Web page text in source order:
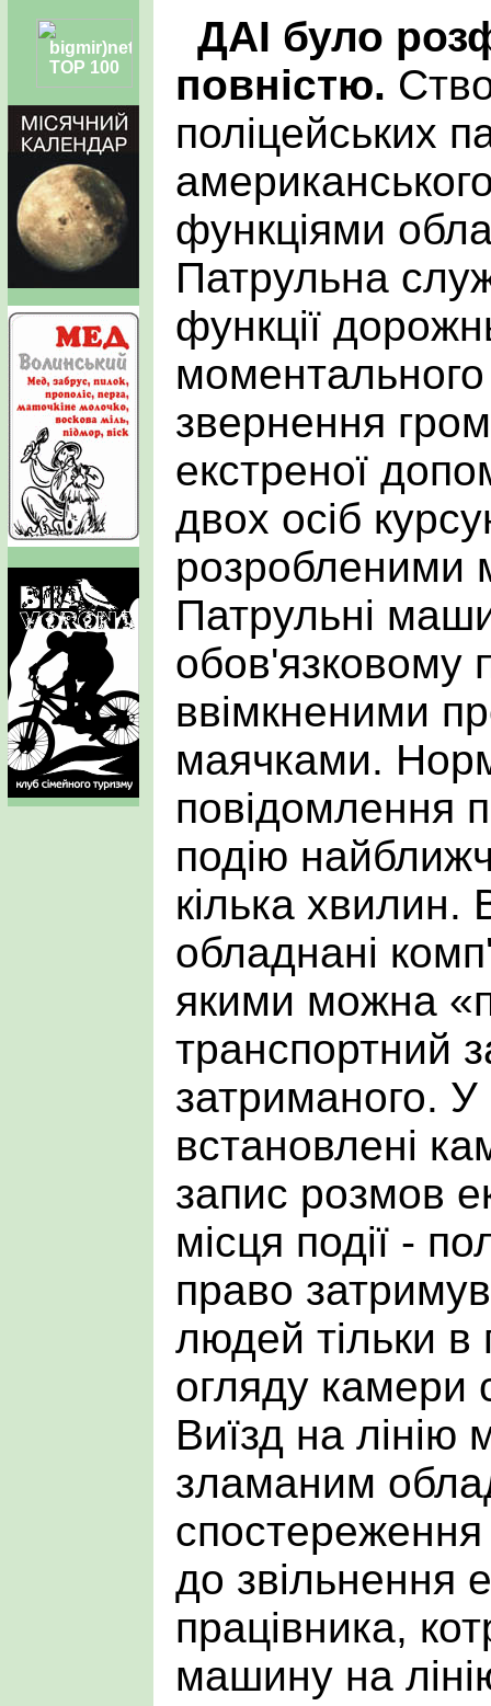
ДАІ було
повністю.
поліцейських
функціями
Патрульна
функції
звернення
екстреної
двох осіб
розробленими
Патрульні
обов'язковому
ввімкненими
маячками.
повідомлення
подію
кілька хвилин.
обладнані
якими можна
транспортний
затриманого.
встановлені
запис розмов
місця події -
право
людей тільки в
огляду камери
Виїзд на лінію
зламаним
до звільнення
працівника,
машину на